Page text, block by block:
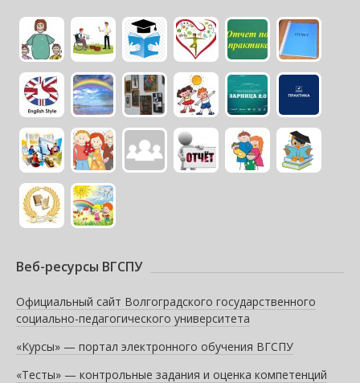
Веб-ресурсы ВГСПУ
Официальный сайт Волгоградского государственного
социально-педагогического университета
«Курсы» — портал электронного обучения ВГСПУ
«Тесты» — контрольные задания и оценка компетенций